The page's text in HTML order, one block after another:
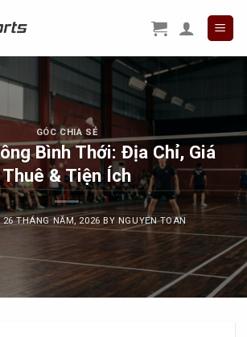
GÓC CHIA SẺ
Bình Thới: Địa Chỉ, Giá
Thuê & Tiện Ích
26 THÁNG NĂM, 2026 BY NGUYEN TOAN